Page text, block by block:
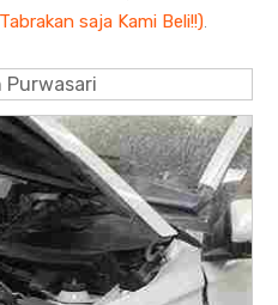
saja Kami Beli!!).